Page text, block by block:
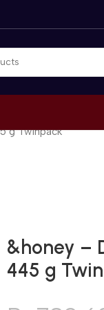
g Twinpack
&honey –
445 g